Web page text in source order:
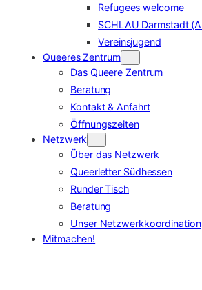
Refugees welcome
SCHLAU Darmstadt
Vereinsjugend
Queeres Zentrum
Das Queere Zentrum
Beratung
Kontakt & Anfahrt
Öffnungszeiten
Netzwerk
Über das Netzwerk
Queerletter Südhessen
Runder Tisch
Beratung
Unser Netzwerkkoordination
Mitmachen!